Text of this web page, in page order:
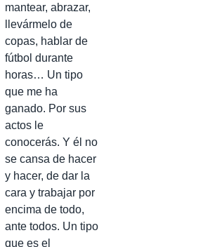
mantear, abrazar,
llevármelo de
copas, hablar de
fútbol durante
horas… Un tipo
que me ha
ganado. Por sus
actos le
conocerás. Y él no
se cansa de hacer
y hacer, de dar la
cara y trabajar por
encima de todo,
ante todos. Un tipo
que es el